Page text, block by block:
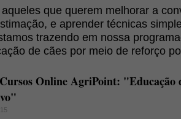
que querem melhorar a
e aprender técnicas
trazendo em nossa
de cães por meio de reforço
Online AgriPoint: "Educação